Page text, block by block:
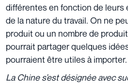
différentes en fonction de leurs
de la nature du travail. On ne
produit ou un nombre de
pourrait partager quelques
pourraient être utiles à importer.
La Chine s’est désignée avec